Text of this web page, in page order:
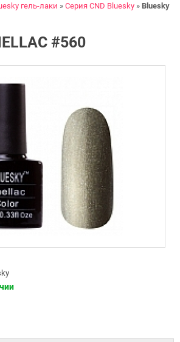
гель-лаки Серия CND Bluesky
Bluesky
#560